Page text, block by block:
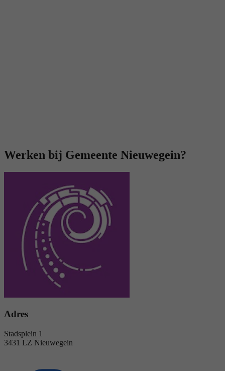
Werken bij Gemeente Nieuwegein?
Adres
Stadsplein 1
3431 LZ Nieuwegein